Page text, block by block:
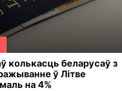
колькасць беларусаў з
ў Літве
на 4%